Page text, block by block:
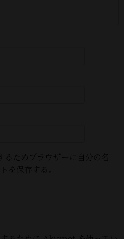
るためブラウザーに自分の名
を保存する。